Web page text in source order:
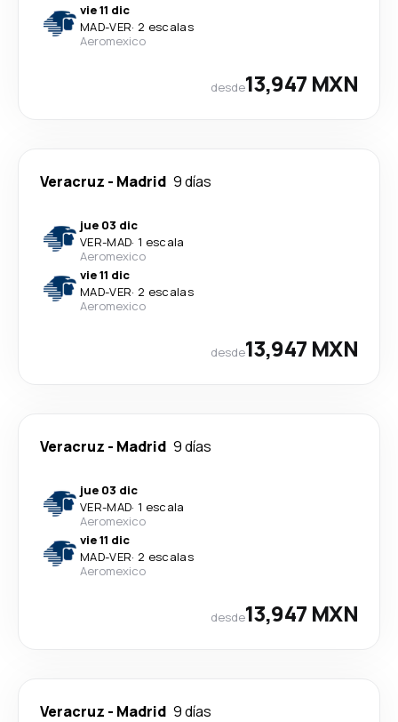
vie 11 dic
MAD-VER· 2 escalas
Aeromexico
desde13,947 MXN
Veracruz - Madrid 9 días
jue 03 dic
VER-MAD· 1 escala
Aeromexico
vie 11 dic
MAD-VER· 2 escalas
Aeromexico
desde13,947 MXN
Veracruz - Madrid 9 días
jue 03 dic
VER-MAD· 1 escala
Aeromexico
vie 11 dic
MAD-VER· 2 escalas
Aeromexico
desde13,947 MXN
Veracruz - Madrid 9 días